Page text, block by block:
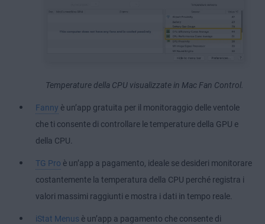
Temperature della CPU visualizzate in Mac Fan Control.
Fanny è un’app gratuita per il monitoraggio delle ventole
che ti consente di controllare le temperature della GPU e
della CPU.
TG Pro è un’app a pagamento, ideale se desideri monitorare
costantemente la temperatura della CPU perché registra i
valori massimi raggiunti e mostra i dati in tempo reale.
iStat Menus è un’app a pagamento che consente di